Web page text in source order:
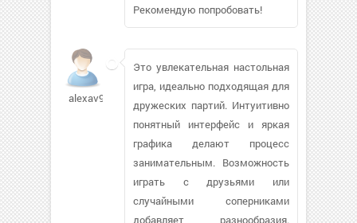
Рекомендую попробовать!
alexav9297
Это увлекательная настольная
игра, идеально подходящая для
дружеских партий. Интуитивно
понятный интерфейс и яркая
графика делают процесс
занимательным. Возможность
играть с друзьями или
случайными соперниками
добавляет разнообразия.